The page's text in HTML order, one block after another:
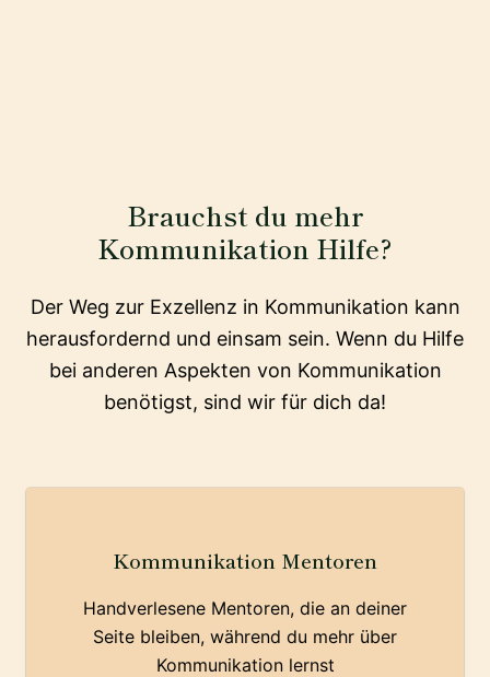
Brauchst du mehr
Kommunikation Hilfe?
Der Weg zur Exzellenz in Kommunikation kann
herausfordernd und einsam sein. Wenn du Hilfe
bei anderen Aspekten von Kommunikation
benötigst, sind wir für dich da!
Kommunikation Mentoren
Handverlesene Mentoren, die an deiner
Seite bleiben, während du mehr über
Kommunikation lernst